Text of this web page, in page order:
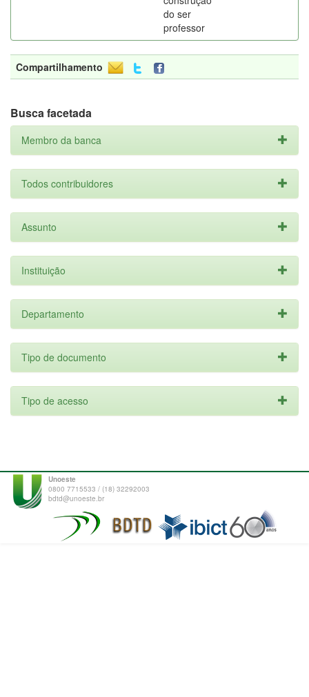
do ser
professor
Compartilhamento
Busca facetada
Membro da banca
Todos contribuidores
Assunto
Instituição
Departamento
Tipo de documento
Tipo de acesso
Unoeste
0800 7715533 / (18) 32292003
bdtd@unoeste.br